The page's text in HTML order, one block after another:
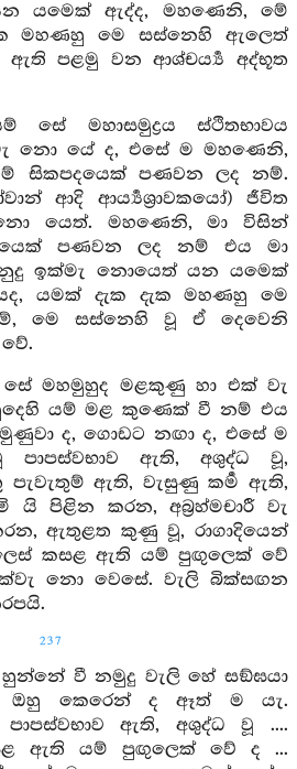
යමෙක් ඇද්ද, මහණෙනි, මේ
මහණහු මෙ සස්නෙහි ඇලෙත්
පළමු වන ආශ්චර්‍ය්‍ය අද්භූත
සේ මහාසමුද්‍රය ස්ථිතභාවය
නො යේ ද, එසේ ම මහණෙනි,
සිකපදයෙක් පණවන ලද නම්.
ආදි ආර්‍ය්‍යශ්‍රාවකයෝ) ජීවිත
යෙත්. මහණෙනි, මා විසින්
පණවන ලද නම් එය මා
ඉක්මැ නොයෙත් යන යමෙක්
යමක් දැක දැක මහණහු මෙ
මෙ සස්නෙහි වූ ඒ දෙවෙනි
මහමුහුද මළකුණු හා එක් වැ
යම් මළ කුණෙක් වී නම් එය
ද, ගොඩට නඟා ද, එසේ ම
ඇති, අශුද්ධ වූ,
ඇති, වැසුණු කර්‍ම ඇති,
යි පිළින කරන, අබ්‍රහ්මචාරී වැ
ඇතුළත කුණු වූ, රාගාදියෙන්
කසළ ඇති යම් පුඟුලෙක් වේ
නො වෙසේ. වැලි බික්සඟන
237
වී නමුදු වැලි හේ සඞ්ඝයා
ඔහු කෙරෙන් ද ඈත් ම යැ.
ඇති, අශුද්ධ වූ ....
ඇති යම් පුඟුලෙක් වේ ද ...